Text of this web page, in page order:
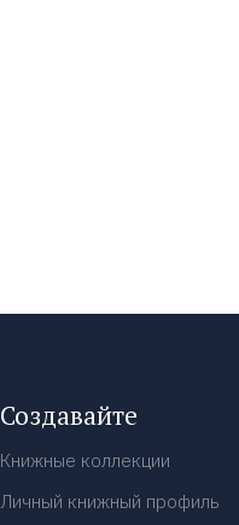
Создавайте
Книжные коллекции
Личный книжный профиль